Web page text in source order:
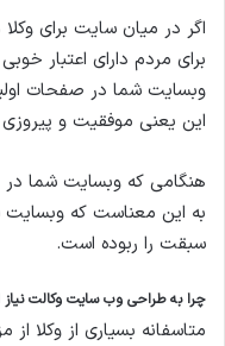
اگر در میان سایت برای
برای مردم دارای اعتبار
وبسایت شما در صفحات
این یعنی موفقیت و
هنگامی که وبسایت شما در
به این معناست که وبسایت
سبقت را ربوده است.
چرا به طراحی وب سایت وکالت
متاسفانه بسیاری از وکلا